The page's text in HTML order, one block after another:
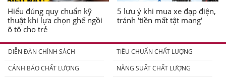
Hiểu đúng quy chuẩn kỹ
thuật khi lựa chọn ghế ngồi
ô tô cho trẻ
5 lưu ý khi mua xe đạp điện,
tránh 'tiền mất tật mang'
DIỄN ĐÀN CHÍNH SÁCH
TIÊU CHUẨN CHẤT LƯỢNG
CẢNH BÁO CHẤT LƯỢNG
NĂNG SUẤT CHẤT LƯỢNG